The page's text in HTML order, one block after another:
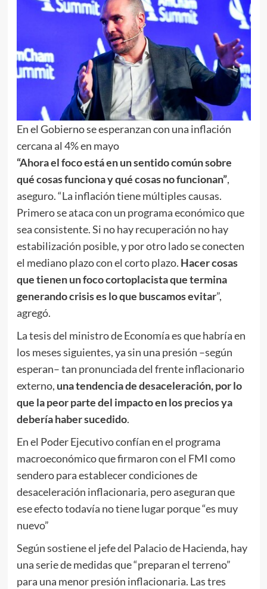
En el Gobierno se esperanzan con una inflación
cercana al 4% en mayo
“Ahora el foco está en un sentido común sobre
qué cosas funciona y qué cosas no funcionan”,
aseguro. “La inflación tiene múltiples causas.
Primero se ataca con un programa económico que
sea consistente. Si no hay recuperación no hay
estabilización posible, y por otro lado se conecten
el mediano plazo con el corto plazo. Hacer cosas
que tienen un foco cortoplacista que termina
generando crisis es lo que buscamos evitar”,
agregó.
La tesis del ministro de Economía es que habría en
los meses siguientes, ya sin una presión –según
esperan– tan pronunciada del frente inflacionario
externo, una tendencia de desaceleración, por lo
que la peor parte del impacto en los precios ya
debería haber sucedido.
En el Poder Ejecutivo confían en el programa
macroeconómico que firmaron con el FMI como
sendero para establecer condiciones de
desaceleración inflacionaria, pero aseguran que
ese efecto todavía no tiene lugar porque “es muy
nuevo”
Según sostiene el jefe del Palacio de Hacienda, hay
una serie de medidas que “preparan el terreno”
para una menor presión inflacionaria. Las tres